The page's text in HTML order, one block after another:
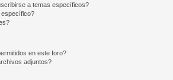
a temas específicos?
específico?
en este foro?
adjuntos?